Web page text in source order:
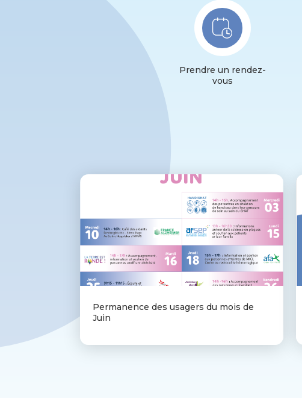
Prendre un rendez-
vous
Permanence des usagers du mois de
Juin